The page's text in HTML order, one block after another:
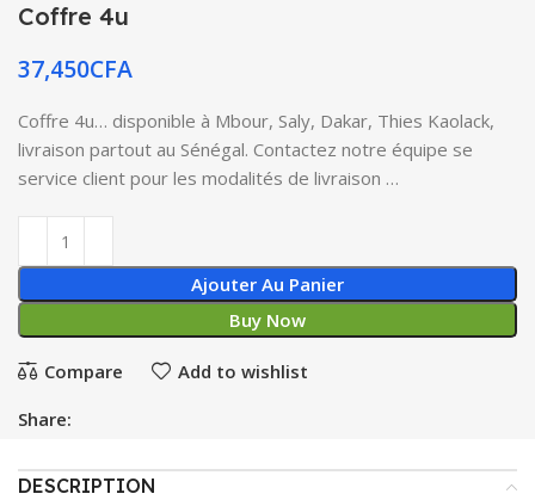
Coffre 4u
37,450CFA
Coffre 4u… disponible à Mbour, Saly, Dakar, Thies Kaolack,
livraison partout au Sénégal. Contactez notre équipe se
service client pour les modalités de livraison …
Ajouter Au Panier
Buy Now
Compare Add to wishlist
Share:
DESCRIPTION